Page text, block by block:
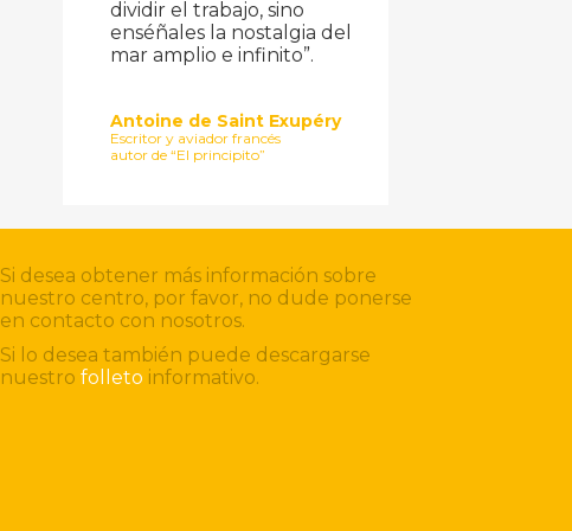
dividir el trabajo, sino
enséñales la nostalgia del
mar amplio e infinito”.
Antoine de Saint Exupéry
Escritor y aviador francés
autor de “El principito”
Si desea obtener más información sobre
nuestro centro, por favor, no dude ponerse
en contacto con nosotros.
Si lo desea también puede descargarse
nuestrofolleto informativo.